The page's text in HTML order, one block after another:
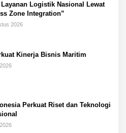
Layanan Logistik Nasional Lewat
Zone Integration”
2026
Kinerja Bisnis Maritim
Perkuat Riset dan Teknologi